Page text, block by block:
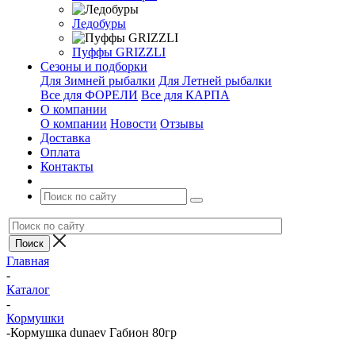
Ледобуры
Пуффы GRIZZLI
Сезоны и подборки
Для Зимней рыбалки Для Летней рыбалки
Все для ФОРЕЛИ Все для КАРПА
О компании
О компании Новости Отзывы
Доставка
Оплата
Контакты
Главная
-
Каталог
-
Кормушки
-Кормушка dunaev Габион 80гр